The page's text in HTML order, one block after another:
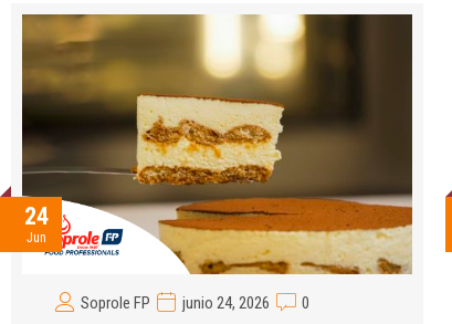
24
Jun
Soprole FP junio 24, 2026 0